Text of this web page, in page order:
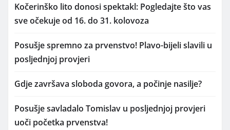
Kočerinško lito donosi spektakl: Pogledajte što vas
sve očekuje od 16. do 31. kolovoza
Posušje spremno za prvenstvo! Plavo-bijeli slavili u
posljednjoj provjeri
Gdje završava sloboda govora, a počinje nasilje?
Posušje savladalo Tomislav u posljednjoj provjeri
uoči početka prvenstva!